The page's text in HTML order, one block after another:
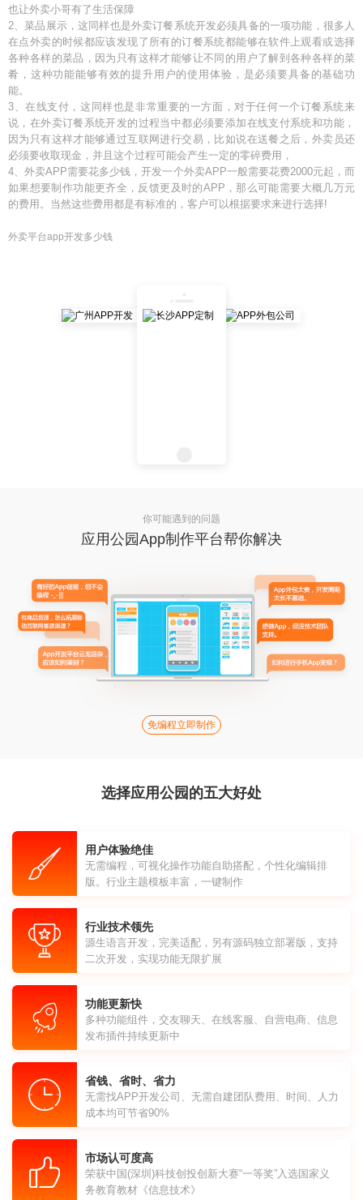
也让外卖小哥有了生活保障
2、菜品展示，这同样也是外卖订餐系统开发必须具备的一项功能，很多人
在点外卖的时候都应该发现了所有的订餐系统都能够在软件上观看或选择
各种各样的菜品，因为只有这样才能够让不同的用户了解到各种各样的菜
肴，这种功能能够有效的提升用户的使用体验，是必须要具备的基础功
能。
3、在线支付，这同样也是非常重要的一方面，对于任何一个订餐系统来
说，在外卖订餐系统开发的过程当中都必须要添加在线支付系统和功能，
因为只有这样才能够通过互联网进行交易，比如说在送餐之后，外卖员还
必须要收取现金，并且这个过程可能会产生一定的零碎费用，
4、外卖APP需要花多少钱，开发一个外卖APP一般需要花费2000元起，而
如果想要制作功能更齐全，反馈更及时的APP，那么可能需要大概几万元
的费用。当然这些费用都是有标准的，客户可以根据要求来进行选择!
外卖平台app开发多少钱
你可能遇到的问题
应用公园App制作平台帮你解决
免编程立即制作
选择应用公园的五大好处
用户体验绝佳
无需编程，可视化操作功能自助搭配，个性化编辑排
版。行业主题模板丰富，一键制作
行业技术领先
源生语言开发，完美适配，另有源码独立部署版，支持
二次开发，实现功能无限扩展
功能更新快
多种功能组件，交友聊天、在线客服、自营电商、信息
发布插件持续更新中
省钱、省时、省力
无需找APP开发公司、无需自建团队费用、时间、人力
成本均可节省90%
市场认可度高
荣获中国(深圳)科技创投创新大赛“一等奖”入选国家义
务教育教材《信息技术》